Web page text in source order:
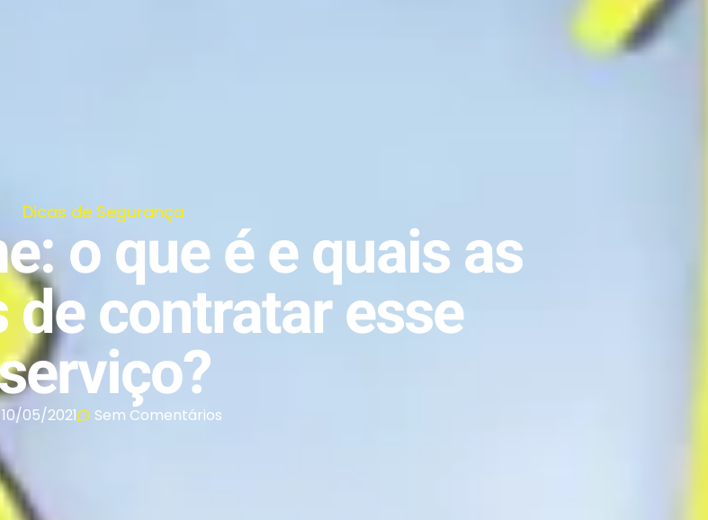
Dicas de Segurança
o que é e quais as
contratar esse
10/05/2021 Sem Comentários